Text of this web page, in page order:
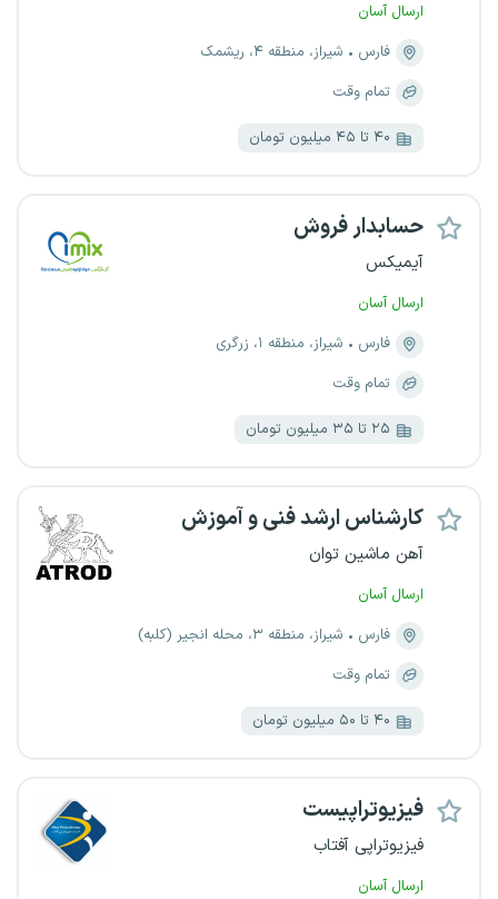
ارسال آسان
فارس
شیراز، منطقه ۴، ریشمک
تمام وقت
۴۰ تا ۴۵ میلیون تومان
حسابدار فروش
آیمیکس
ارسال آسان
فارس
شیراز، منطقه ۱، زرگری
تمام وقت
۲۵ تا ۳۵ میلیون تومان
کارشناس ارشد فنی و آموزش
آهن ماشین توان
ارسال آسان
فارس
شیراز، منطقه ۳، محله انجیر (کلبه)
تمام وقت
۴۰ تا ۵۰ میلیون تومان
فیزیوتراپیست
فیزیوتراپی آفتاب
ارسال آسان